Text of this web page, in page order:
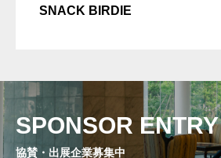
SNACK BIRDIE
SPONSOR ENTRY
協賛・出展企業募集中